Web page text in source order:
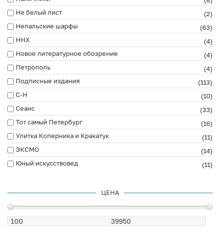
Не белый лист
(2)
Непальские шарфы
(63)
ННХ
(4)
Новое литературное обозрение
(4)
Петрополь
(4)
Подписные издания
(113)
С-Н
(10)
Сеанс
(33)
Тот самый Петербург
(16)
Улитка Коперника и Кракатук
(11)
ЭКСМО
(14)
Юный искусствовед
(11)
ЦЕНА